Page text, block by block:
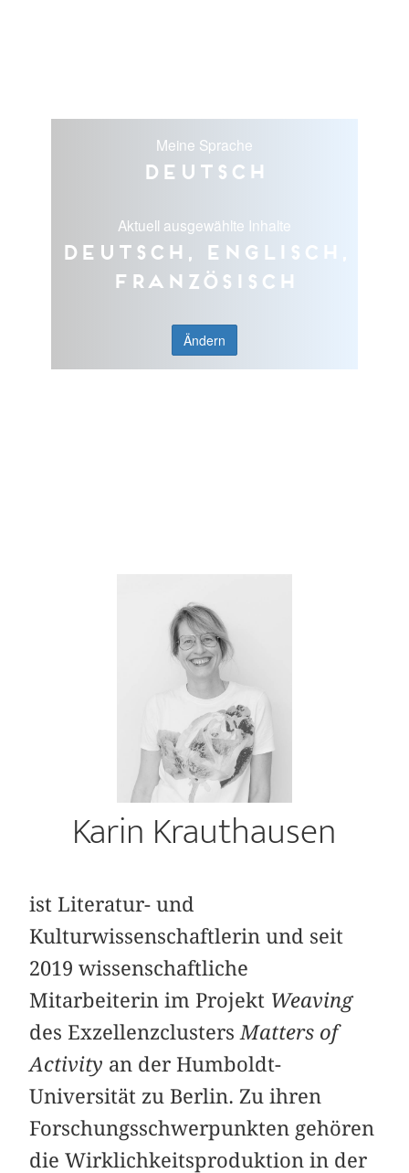
Meine Sprache
Deutsch
Aktuell ausgewählte Inhalte
Deutsch, Englisch,
Französisch
Ändern
Karin Krauthausen
ist Literatur- und
Kulturwissenschaftlerin und seit
2019 wissenschaftliche
Mitarbeiterin im Projekt Weaving
des Exzellenzclusters Matters of
Activity an der Humboldt-
Universität zu Berlin. Zu ihren
Forschungsschwerpunkten gehören
die Wirklichkeitsproduktion in der